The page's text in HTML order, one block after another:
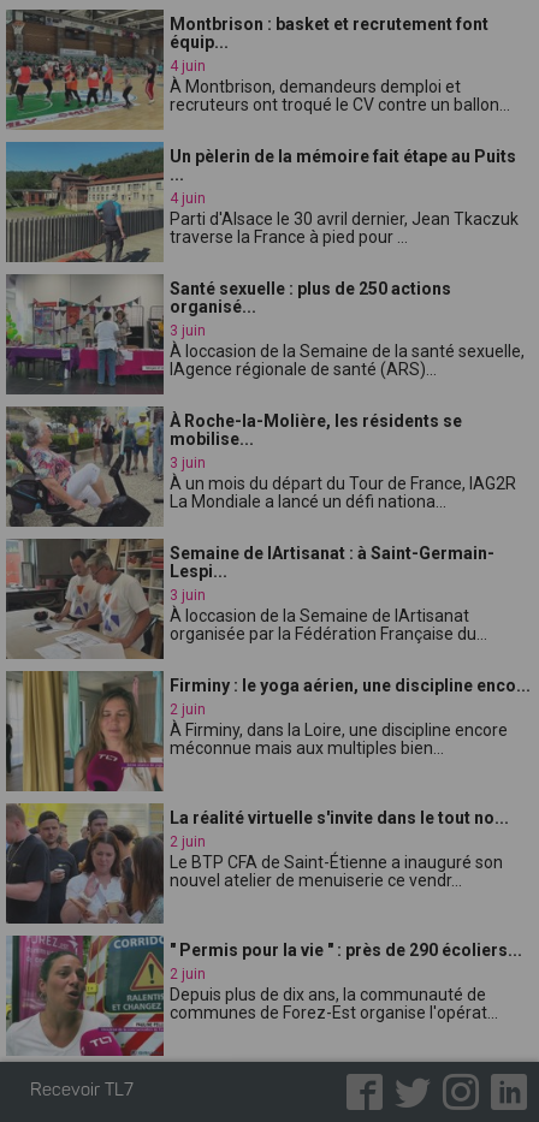
Montbrison : basket et recrutement font
équip...
4 juin
À Montbrison, demandeurs demploi et
recruteurs ont troqué le CV contre un ballon...
Un pèlerin de la mémoire fait étape au Puits
...
4 juin
Parti d'Alsace le 30 avril dernier, Jean Tkaczuk
traverse la France à pied pour ...
Santé sexuelle : plus de 250 actions
organisé...
3 juin
À loccasion de la Semaine de la santé sexuelle,
lAgence régionale de santé (ARS)...
À Roche-la-Molière, les résidents se
mobilise...
3 juin
À un mois du départ du Tour de France, lAG2R
La Mondiale a lancé un défi nationa...
Semaine de lArtisanat : à Saint-Germain-
Lespi...
3 juin
À loccasion de la Semaine de lArtisanat
organisée par la Fédération Française du...
Firminy : le yoga aérien, une discipline enco...
2 juin
À Firminy, dans la Loire, une discipline encore
méconnue mais aux multiples bien...
La réalité virtuelle s'invite dans le tout no...
2 juin
Le BTP CFA de Saint-Étienne a inauguré son
nouvel atelier de menuiserie ce vendr...
" Permis pour la vie " : près de 290 écoliers...
2 juin
Depuis plus de dix ans, la communauté de
communes de Forez-Est organise l'opérat...
Une mobilisation syndicale pour défendre les
Recevoir TL7